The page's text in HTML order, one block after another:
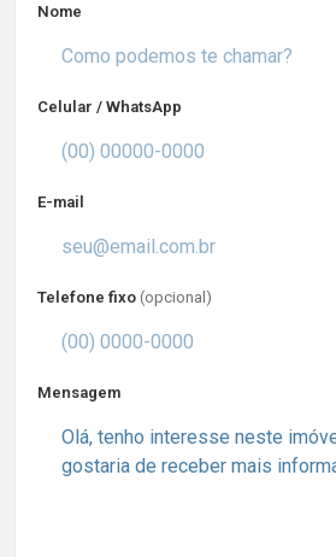
Nome
Celular / WhatsApp
E-mail
Telefone fixo (opcional)
Mensagem